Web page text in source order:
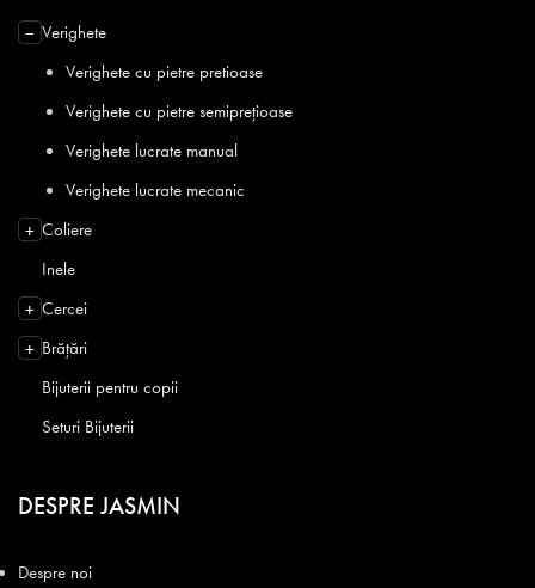
− Verighete
Verighete cu pietre pretioase
Verighete cu pietre semiprețioase
Verighete lucrate manual
Verighete lucrate mecanic
+ Coliere
Inele
+ Cercei
+ Brățări
Bijuterii pentru copii
Seturi Bijuterii
DESPRE JASMIN
Despre noi